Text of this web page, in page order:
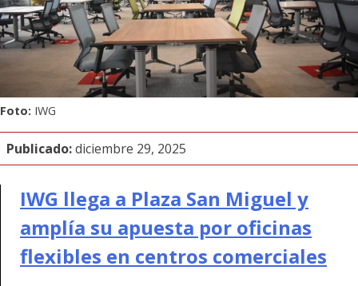
Foto: IWG
Publicado:diciembre 29, 2025
IWG llega a Plaza San Miguel y
amplía su apuesta por oficinas
flexibles en centros comerciales